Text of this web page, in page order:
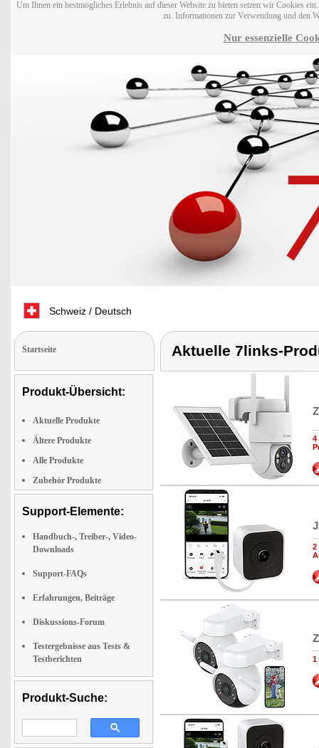
Um Ihnen ein bestmögliches Erlebnis auf dieser Website zu bieten setzen wir Cookies
zu. Informationen zur Verwendung und den
Nur essenzielle
Schweiz / Deutsch
Startseite
Produkt-Übersicht:
Aktuelle Produkte
Ältere Produkte
Alle Produkte
Zubehör Produkte
Support-Elemente:
Handbuch-, Treiber-, Video-
Downloads
Support-FAQs
Erfahrungen, Beiträge
Diskussions-Forum
Testergebnisse aus Tests &
Testberichten
Produkt-Suche:
Aktuelle 7links-
4
2
1